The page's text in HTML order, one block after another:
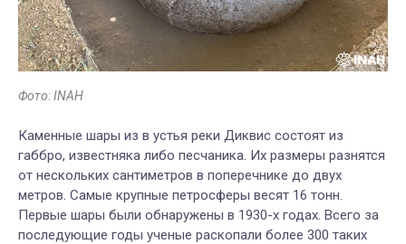
Фото: INAH
Каменные шары из в устья реки Диквис состоят из
габбро, известняка либо песчаника. Их размеры разнятся
от нескольких сантиметров в поперечнике до двух
метров. Самые крупные петросферы весят 16 тонн.
Первые шары были обнаружены в 1930-х годах. Всего за
последующие годы ученые раскопали более 300 таких